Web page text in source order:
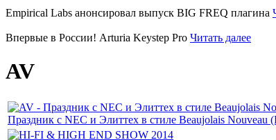
Empirical Labs анонсировал выпуск BIG FREQ плагина
Впервые в России! Arturia Keystep Pro Читать далее
AV
Праздник с NEC и Элиттех в стиле Beaujolais Nouveau